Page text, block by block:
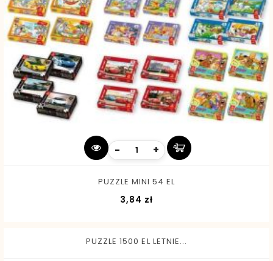
- +
PUZZLE MINI 54 EL
3,84 złCena
PUZZLE 1500 EL LETNIE...